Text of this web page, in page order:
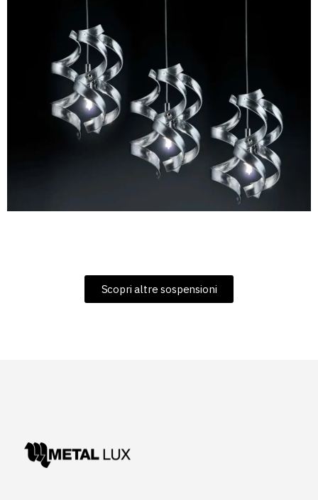
Scopri altre sospensioni